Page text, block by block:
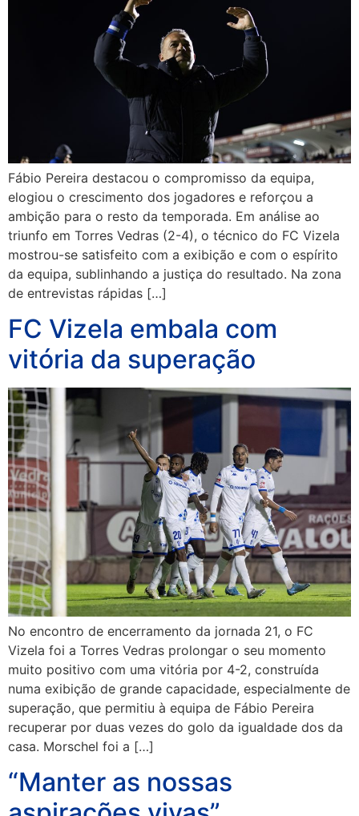
Fábio Pereira destacou o compromisso da equipa,
elogiou o crescimento dos jogadores e reforçou a
ambição para o resto da temporada. Em análise ao
triunfo em Torres Vedras (2-4), o técnico do FC Vizela
mostrou-se satisfeito com a exibição e com o espírito
da equipa, sublinhando a justiça do resultado. Na zona
de entrevistas rápidas […]
FC Vizela embala com
vitória da superação
No encontro de encerramento da jornada 21, o FC
Vizela foi a Torres Vedras prolongar o seu momento
muito positivo com uma vitória por 4-2, construída
numa exibição de grande capacidade, especialmente de
superação, que permitiu à equipa de Fábio Pereira
recuperar por duas vezes do golo da igualdade dos da
casa. Morschel foi a […]
“Manter as nossas